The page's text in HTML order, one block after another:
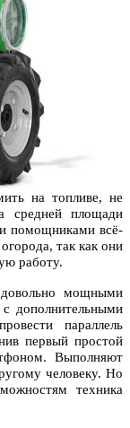
на топливе, не
средней площади
помощниками всё-
так как они
работу.
мощными
дополнительными
параллель
первый простой
Выполняют
человеку. Но
техника